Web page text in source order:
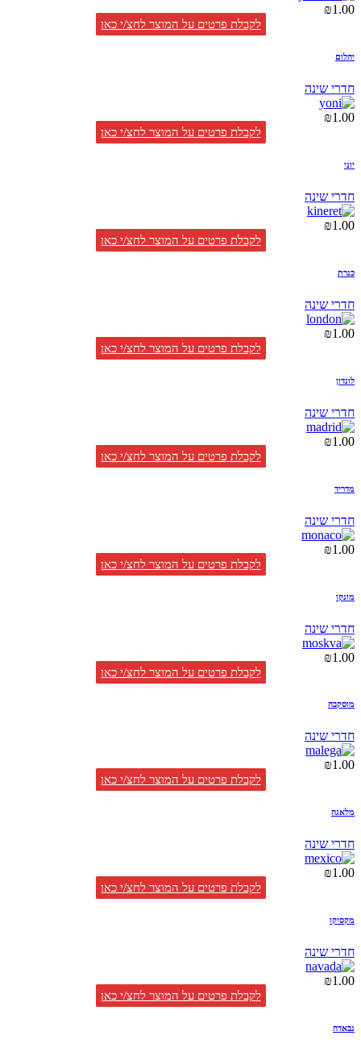
₪1.00
לקבלת פרטים על המוצר לחצ/י כאן
יהלום
חדרי שינה
₪1.00
לקבלת פרטים על המוצר לחצ/י כאן
יוני
חדרי שינה
₪1.00
לקבלת פרטים על המוצר לחצ/י כאן
כנרת
חדרי שינה
₪1.00
לקבלת פרטים על המוצר לחצ/י כאן
לונדון
חדרי שינה
₪1.00
לקבלת פרטים על המוצר לחצ/י כאן
מדריד
חדרי שינה
₪1.00
לקבלת פרטים על המוצר לחצ/י כאן
מונקו
חדרי שינה
₪1.00
לקבלת פרטים על המוצר לחצ/י כאן
מוסקבה
חדרי שינה
₪1.00
לקבלת פרטים על המוצר לחצ/י כאן
מלאגה
חדרי שינה
₪1.00
לקבלת פרטים על המוצר לחצ/י כאן
מקסיקו
חדרי שינה
₪1.00
לקבלת פרטים על המוצר לחצ/י כאן
נבאדה